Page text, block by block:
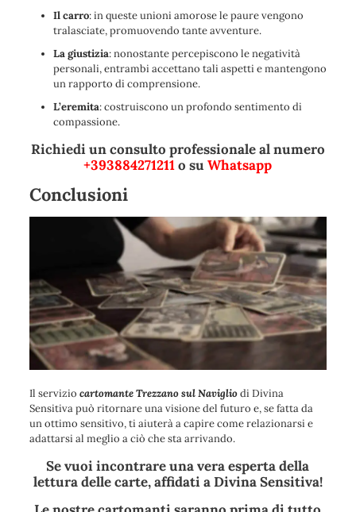
Il carro: in queste unioni amorose le paure vengono
tralasciate, promuovendo tante avventure.
La giustizia: nonostante percepiscono le negatività
personali, entrambi accettano tali aspetti e mantengono
un rapporto di comprensione.
L’eremita: costruiscono un profondo sentimento di
compassione.
Richiedi un consulto professionale al numero
+393884271211o suWhatsapp
Conclusioni
Il servizio cartomante Trezzano sul Navigliodi Divina
Sensitiva può ritornare una visione del futuro e, se fatta da
un ottimo sensitivo, ti aiuterà a capire come relazionarsi e
adattarsi al meglio a ciò che sta arrivando.
Se vuoi incontrare una vera esperta della
lettura delle carte, affidati a Divina Sensitiva!